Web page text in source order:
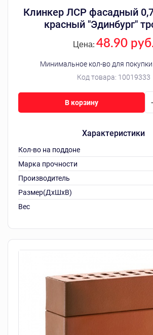
Клинкер ЛСР фасадный
красный "Эдинбург"
Код товара: 10019333
Цена: 48.90
Минимальное кол-во для
Характеристики
Кол-во на поддоне
Марка прочности
Производитель
Размер(ДхШхВ)
Вес
-
В корзину